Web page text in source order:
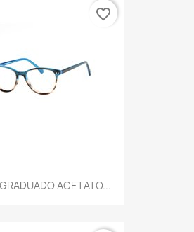
ACETATO...
favorite_border